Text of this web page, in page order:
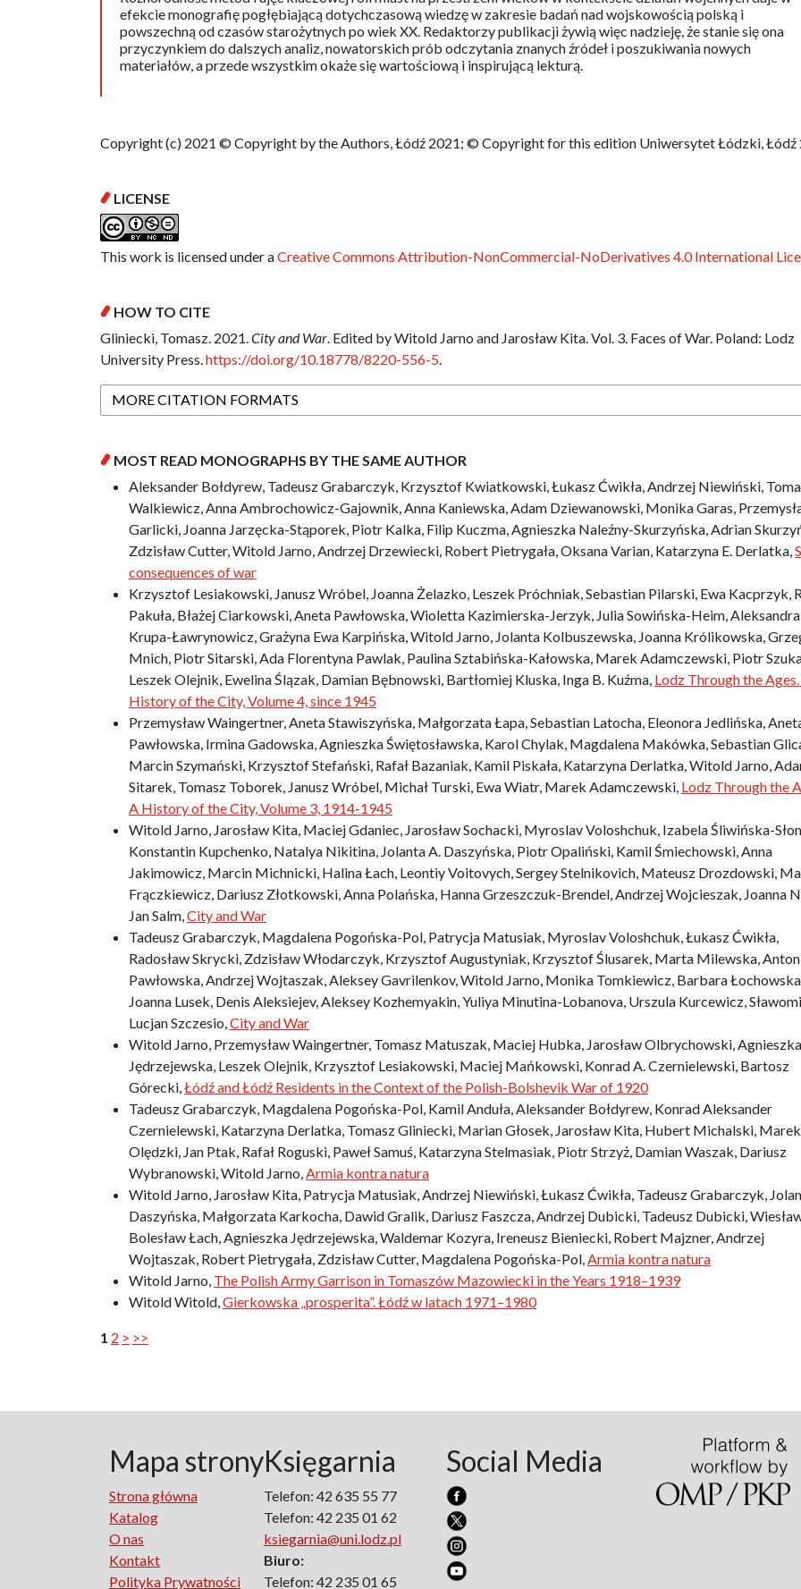
efekcie monografię pogłębiającą dotychczasową wiedzę w zakresie badań nad wojskowością polską i
powszechną od czasów starożytnych po wiek XX. Redaktorzy publikacji żywią więc nadzieję, że stanie się ona
przyczynkiem do dalszych analiz, nowatorskich prób odczytania znanych źródeł i poszukiwania nowych
materiałów, a przede wszystkim okaże się wartościową i inspirującą lekturą.
Copyright (c) 2021 © Copyright by the Authors, Łódź 2021; © Copyright for this edition Uniwersytet Łódzki, Łódź
LICENSE
This work is licensed under aCreative Commons Attribution-NonCommercial-NoDerivatives 4.0 International
HOW TO CITE
Gliniecki, Tomasz. 2021.City and War. Edited by Witold Jarno and Jarosław Kita. Vol. 3. Faces of War. Poland: Lodz
University Press.https://doi.org/10.18778/8220-556-5.
MORE CITATION FORMATS
MOST READ MONOGRAPHS BY THE SAME AUTHOR
Aleksander Bołdyrew, Tadeusz Grabarczyk, Krzysztof Kwiatkowski, Łukasz Ćwikła, Andrzej Niewiński,
Walkiewicz, Anna Ambrochowicz-Gajownik, Anna Kaniewska, Adam Dziewanowski, Monika Garas,
Garlicki, Joanna Jarzęcka-Stąporek, Piotr Kalka, Filip Kuczma, Agnieszka Naleźny-Skurzyńska, Adrian
Zdzisław Cutter, Witold Jarno, Andrzej Drzewiecki, Robert Pietrygała, Oksana Varian, Katarzyna E. Derlatka,
consequences of war
Krzysztof Lesiakowski, Janusz Wróbel, Joanna Żelazko, Leszek Próchniak, Sebastian Pilarski, Ewa Kacprzyk,
Pakuła, Błażej Ciarkowski, Aneta Pawłowska, Wioletta Kazimierska-Jerzyk, Julia Sowińska-Heim, Aleksandra
Krupa-Ławrynowicz, Grażyna Ewa Karpińska, Witold Jarno, Jolanta Kolbuszewska, Joanna Królikowska,
Mnich, Piotr Sitarski, Ada Florentyna Pawlak, Paulina Sztabińska-Kałowska, Marek Adamczewski, Piotr
Leszek Olejnik, Ewelina Ślązak, Damian Bębnowski, Bartłomiej Kluska, Inga B. Kuźma, Lodz Through the
History of the City, Volume 4, since 1945
Przemysław Waingertner, Aneta Stawiszyńska, Małgorzata Łapa, Sebastian Latocha, Eleonora Jedlińska,
Pawłowska, Irmina Gadowska, Agnieszka Świętosławska, Karol Chylak, Magdalena Makówka, Sebastian
Marcin Szymański, Krzysztof Stefański, Rafał Bazaniak, Kamil Piskała, Katarzyna Derlatka, Witold Jarno,
Sitarek, Tomasz Toborek, Janusz Wróbel, Michał Turski, Ewa Wiatr, Marek Adamczewski, Lodz Through the
A History of the City, Volume 3, 1914-1945
Witold Jarno, Jarosław Kita, Maciej Gdaniec, Jarosław Sochacki, Myroslav Voloshchuk, Izabela Śliwińska-
Konstantin Kupchenko, Natalya Nikitina, Jolanta A. Daszyńska, Piotr Opaliński, Kamil Śmiechowski, Anna
Jakimowicz, Marcin Michnicki, Halina Łach, Leontiy Voitovych, Sergey Stelnikovich, Mateusz Drozdowski,
Frączkiewicz, Dariusz Złotkowski, Anna Polańska, Hanna Grzeszczuk-Brendel, Andrzej Wojcieszak, Joanna
Jan Salm,City and War
Tadeusz Grabarczyk, Magdalena Pogońska-Pol, Patrycja Matusiak, Myroslav Voloshchuk, Łukasz Ćwikła,
Radosław Skrycki, Zdzisław Włodarczyk, Krzysztof Augustyniak, Krzysztof Ślusarek, Marta Milewska,
Pawłowska, Andrzej Wojtaszak, Aleksey Gavrilenkov, Witold Jarno, Monika Tomkiewicz, Barbara
Joanna Lusek, Denis Aleksiejev, Aleksey Kozhemyakin, Yuliya Minutina-Lobanova, Urszula Kurcewicz,
Lucjan Szczesio,City and War
Witold Jarno, Przemysław Waingertner, Tomasz Matuszak, Maciej Hubka, Jarosław Olbrychowski, Agnieszka
Jędrzejewska, Leszek Olejnik, Krzysztof Lesiakowski, Maciej Mańkowski, Konrad A. Czernielewski, Bartosz
Górecki,Łódź and Łódź Residents in the Context of the Polish-Bolshevik War of 1920
Tadeusz Grabarczyk, Magdalena Pogońska-Pol, Kamil Anduła, Aleksander Bołdyrew, Konrad Aleksander
Czernielewski, Katarzyna Derlatka, Tomasz Gliniecki, Marian Głosek, Jarosław Kita, Hubert Michalski, Marek
Olędzki, Jan Ptak, Rafał Roguski, Paweł Samuś, Katarzyna Stelmasiak, Piotr Strzyż, Damian Waszak, Dariusz
Wybranowski, Witold Jarno,Armia kontra natura
Witold Jarno, Jarosław Kita, Patrycja Matusiak, Andrzej Niewiński, Łukasz Ćwikła, Tadeusz Grabarczyk,
Daszyńska, Małgorzata Karkocha, Dawid Gralik, Dariusz Faszcza, Andrzej Dubicki, Tadeusz Dubicki,
Bolesław Łach, Agnieszka Jędrzejewska, Waldemar Kozyra, Ireneusz Bieniecki, Robert Majzner, Andrzej
Wojtaszak, Robert Pietrygała, Zdzisław Cutter, Magdalena Pogońska-Pol,Armia kontra natura
Witold Jarno, The Polish Army Garrison in Tomaszów Mazowiecki in the Years 1918–1939
Witold Witold,Gierkowska „prosperita”. Łódź w latach 1971–1980
1 2 > >>
Mapa strony
Strona główna
Katalog
O nas
Kontakt
Polityka Prywatności
Księgarnia
Telefon: 42 635 55 77
Telefon: 42 235 01 62
ksiegarnia@uni.lodz.pl
Biuro:
Telefon: 42 235 01 65
Social Media